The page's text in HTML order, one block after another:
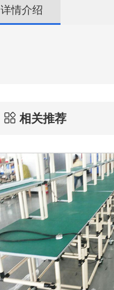
详情介绍
相关推荐